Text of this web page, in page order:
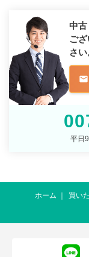
中
ござ
さい
mail
平日
ホーム 買い